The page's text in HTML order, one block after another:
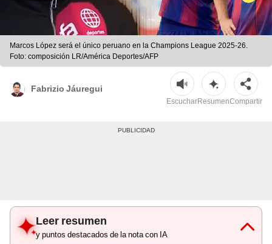
Marcos López será el único peruano en la Champions League 2025-26.
Foto: composición LR/América Deportes/AFP
Fabrizio Jáuregui
EscucharResumenCompartir
Leer resumen
y puntos destacados de la nota con IA